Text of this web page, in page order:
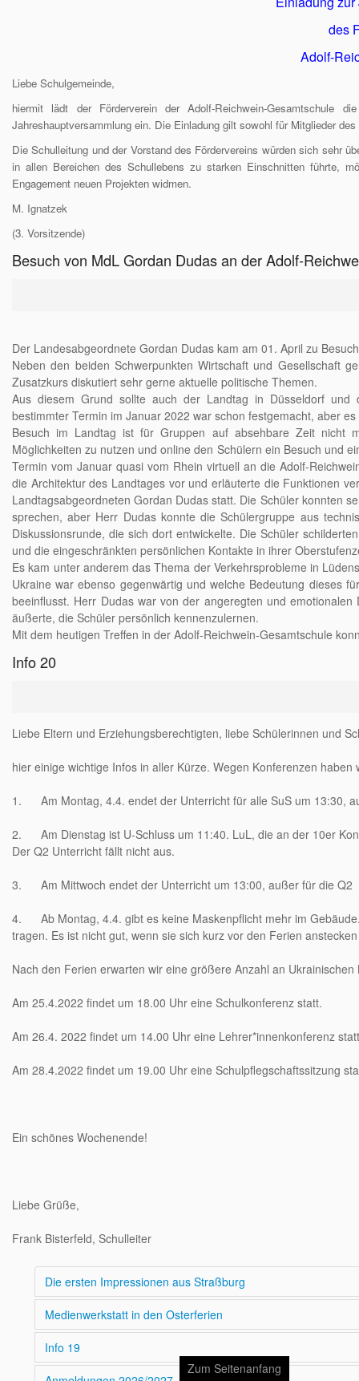
des
Adolf-
Liebe Schulgemeinde,
hiermit lädt der Förderverein der Adolf-Reichwein-Gesamtschule
Jahreshauptversammlung ein. Die Einladung gilt sowohl für Mitglieder
Die Schulleitung und der Vorstand des Fördervereins würden sich sehr
in allen Bereichen des Schullebens zu starken Einschnitten führte,
Engagement neuen Projekten widmen.
M. Ignatzek
(3. Vorsitzende)
Besuch von MdL Gordan Dudas an der Adolf-
Der Landesabgeordnete Gordan Dudas kam am 01. April zu
Neben den beiden Schwerpunkten Wirtschaft und Gesellschaft
Zusatzkurs diskutiert sehr gerne aktuelle politische Themen.
Aus diesem Grund sollte auch der Landtag in Düsseldorf und
bestimmter Termin im Januar 2022 war schon festgemacht, aber
Besuch im Landtag ist für Gruppen auf absehbare Zeit nicht
Möglichkeiten zu nutzen und online den Schülern ein Besuch und
Termin vom Januar quasi vom Rhein virtuell an die Adolf-
die Architektur des Landtages vor und erläuterte die Funktionen
Landtagsabgeordneten Gordan Dudas statt. Die Schüler konnten
sprechen, aber Herr Dudas konnte die Schülergruppe aus
Diskussionsrunde, die sich dort entwickelte. Die Schüler
und die eingeschränkten persönlichen Kontakte in ihrer
Es kam unter anderem das Thema der Verkehrsprobleme in
Ukraine war ebenso gegenwärtig und welche Bedeutung dieses
beeinflusst. Herr Dudas war von der angeregten und
äußerte, die Schüler persönlich kennenzulernen.
Mit dem heutigen Treffen in der Adolf-Reichwein-Gesamtschule
Info 20
Liebe Eltern und Erziehungsberechtigten, liebe Schülerinnen und
hier einige wichtige Infos in aller Kürze. Wegen Konferenzen
1. Am Montag, 4.4. endet der Unterricht für alle SuS um 13:30,
2. Am Dienstag ist U-Schluss um 11:40. LuL, die an der 10er
Der Q2 Unterricht fällt nicht aus.
3. Am Mittwoch endet der Unterricht um 13:00, außer für die Q2
4. Ab Montag, 4.4. gibt es keine Maskenpflicht mehr im
tragen. Es ist nicht gut, wenn sie sich kurz vor den Ferien
Nach den Ferien erwarten wir eine größere Anzahl an
Am 25.4.2022 findet um 18.00 Uhr eine Schulkonferenz statt.
Am 26.4. 2022 findet um 14.00 Uhr eine Lehrer*innenkonferenz
Am 28.4.2022 findet um 19.00 Uhr eine Schulpflegschaftssitzung
Ein schönes Wochenende!
Liebe Grüße,
Frank Bisterfeld, Schulleiter
Die ersten Impressionen aus Straßburg
Medienwerkstatt in den Osterferien
Info 19
Zum Seitenanfang